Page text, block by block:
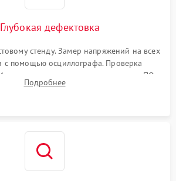
дефектовка
стенду. Замер напряжений на всех
с помощью осциллографа. Проверка
специализированного ПО
MATS
Подробнее